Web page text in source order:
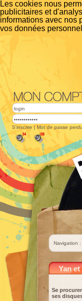
Les cookies nous
publicitaires et
informations avec nos
vos données
S'inscrire | Mot de passe perdu
Navigation :
Yan
Se procurer
ses